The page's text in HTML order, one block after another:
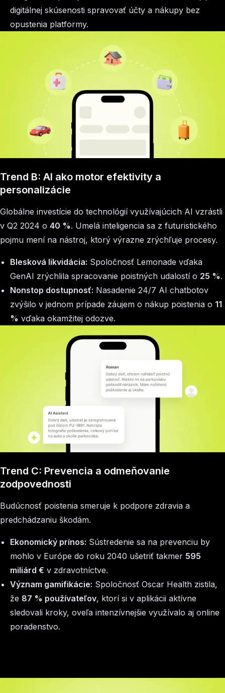
digitálnej skúsenosti spravovať účty a nákupy bez
opustenia platformy.
Trend B: AI ako motor efektivity a
personalizácie
Globálne investície do technológií využívajúcich AI vzrástli
v Q2 2024 o 40 %. Umelá inteligencia sa z futuristického
pojmu mení na nástroj, ktorý výrazne zrýchľuje procesy.
Blesková likvidácia: Spoločnosť Lemonade vďaka
GenAI zrýchlila spracovanie poistných udalostí o 25 %.
Nonstop dostupnosť: Nasadenie 24/7 AI chatbotov
zvýšilo v jednom prípade záujem o nákup poistenia o 11
% vďaka okamžitej odozve.
Trend C: Prevencia a odmeňovanie
zodpovednosti
Budúcnosť poistenia smeruje k podpore zdravia a
predchádzaniu škodám.
Ekonomický prínos: Sústredenie sa na prevenciu by
mohlo v Európe do roku 2040 ušetriť takmer 595
miliárd € v zdravotníctve.
Význam gamifikácie: Spoločnosť Oscar Health zistila,
že 87 % používateľov, ktorí si v aplikácii aktívne
sledovali kroky, oveľa intenzívnejšie využívalo aj online
poradenstvo.